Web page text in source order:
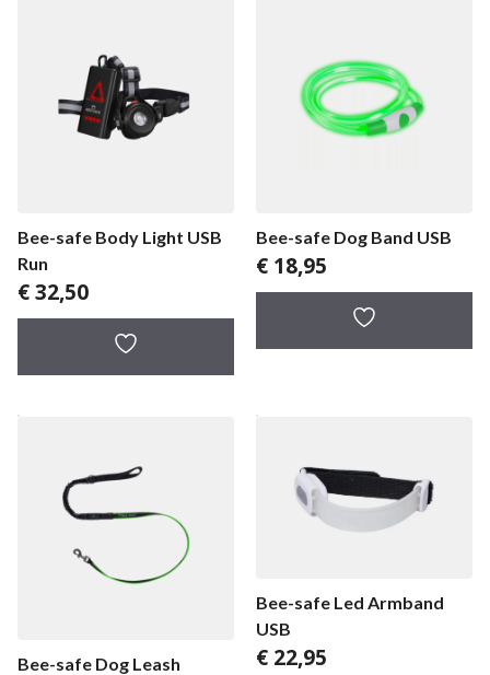
Bee-safe Body Light USB
Run
€32,50
Bee-safe Dog Band USB
€ 18,95
Bee-safe Dog Leash
Bee-safe Led Armband
USB
€ 22,95